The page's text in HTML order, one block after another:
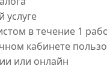
услуге
в течение 1
кабинете
или онлайн